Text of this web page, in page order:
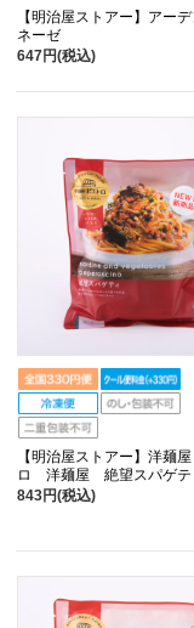
【明治屋ストアー】アー
ネーゼ
647円(税込)
【明治屋ストアー】洋麺屋
ロ 洋麺屋 絶望スパゲテ
843円(税込)